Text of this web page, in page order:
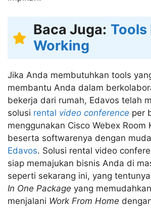
Baca Juga: Tools
Working
Jika Anda membutuhkan tools
membantu Anda dalam
bekerja dari rumah, Edavos telah
solusi rental video conference per
menggunakan Cisco Webex Room
beserta softwarenya dengan
Edavos. Solusi rental video
siap memajukan bisnis Anda di
seperti sekarang ini, yang
In One Package yang
menjalani Work From Home